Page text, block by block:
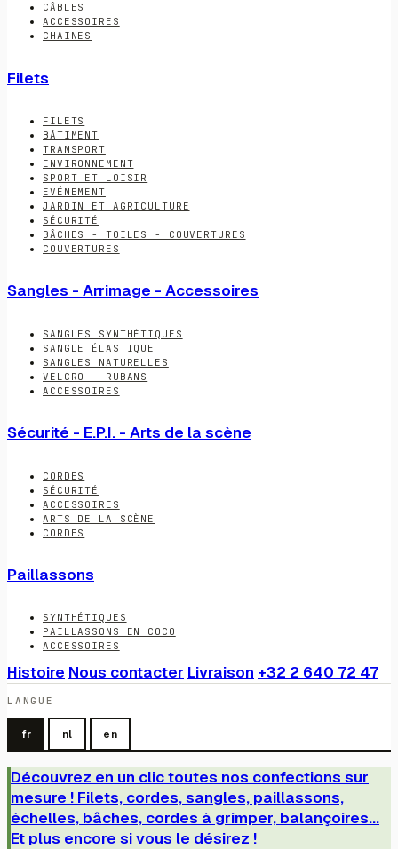
CÂBLES
ACCESSOIRES
CHAINES
Filets
FILETS
BÂTIMENT
TRANSPORT
ENVIRONNEMENT
SPORT ET LOISIR
EVÉNEMENT
JARDIN ET AGRICULTURE
SÉCURITÉ
BÂCHES - TOILES - COUVERTURES
COUVERTURES
Sangles - Arrimage - Accessoires
SANGLES SYNTHÉTIQUES
SANGLE ÉLASTIQUE
SANGLES NATURELLES
VELCRO - RUBANS
ACCESSOIRES
Sécurité - E.P.I. - Arts de la scène
CORDES
SÉCURITÉ
ACCESSOIRES
ARTS DE LA SCÈNE
CORDES
Paillassons
SYNTHÉTIQUES
PAILLASSONS EN COCO
ACCESSOIRES
Histoire Nous contacter Livraison +32 2 640 72 47
LANGUE
fr nl en
Découvrez en un clic toutes nos confections sur
mesure ! Filets, cordes, sangles, paillassons,
échelles, bâches, cordes à grimper, balançoires...
Et plus encore si vous le désirez !